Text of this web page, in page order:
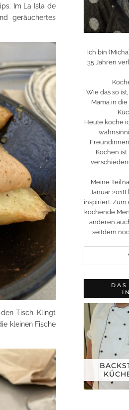
Im La Isla de
geräuchertes
Tisch. Klingt
kleinen Fische
Ich bin
35 Jahren
Wie das so
Mama in
Heute koche
Kochen
Meine
Januar
inspiriert.
kochende
anderen
seitdem